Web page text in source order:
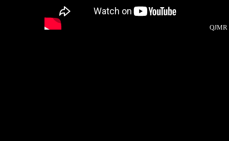
QJMR